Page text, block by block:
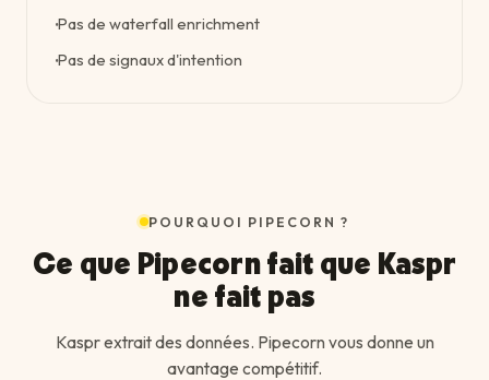
·Pas de waterfall enrichment
·Pas de signaux d'intention
POURQUOI PIPECORN ?
Ce que Pipecorn fait que Kaspr
ne fait pas
Kaspr extrait des données. Pipecorn vous donne un
avantage compétitif.